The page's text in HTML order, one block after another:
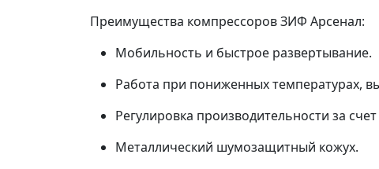
Преимущества компрессоров ЗИФ Арсенал:
Мобильность и быстрое развертывание.
Работа при пониженных температурах,
Регулировка производительности за
Металлический шумозащитный кожух.